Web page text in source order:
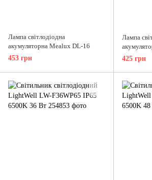
Лампа світлодіодна
акумуляторна Mealux DL-16
453 грн
Лампа
425 грн